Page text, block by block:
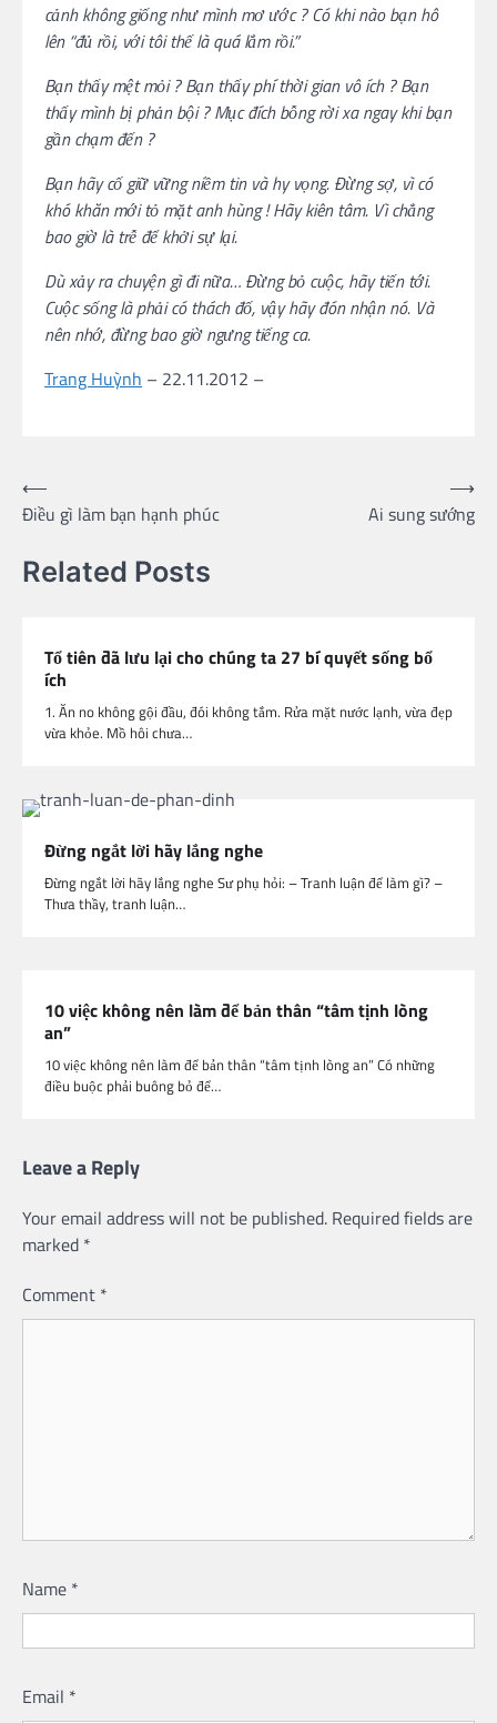
cảnh không giống như mình mơ ước ? Có khi nào bạn hô
lên “đủ rồi, với tôi thế là quá lắm rồi.”
Bạn thấy mệt mỏi ? Bạn thấy phí thời gian vô ích ? Bạn
thấy mình bị phản bội ? Mục đích bỗng rời xa ngay khi bạn
gần chạm đến ?
Bạn hãy cố giữ vững niềm tin và hy vọng. Đừng sợ, vì có
khó khăn mới tỏ mặt anh hùng ! Hãy kiên tâm. Vì chẳng
bao giờ là trễ để khởi sự lại.
Dù xảy ra chuyện gì đi nữa… Đừng bỏ cuộc, hãy tiến tới.
Cuộc sống là phải có thách đố, vậy hãy đón nhận nó. Và
nên nhớ, đừng bao giờ ngưng tiếng ca.
Trang Huỳnh – 22.11.2012 –
Post
navigation
⟵
Điều gì làm bạn hạnh phúc
Ai sung sướng
⟶
Related Posts
Tổ tiên đã lưu lại cho chúng ta 27 bí quyết sống bổ
ích
1. Ăn no không gội đầu, đói không tắm. Rửa mặt nước lạnh, vừa đẹp
vừa khỏe. Mồ hôi chưa…
Đừng ngắt lời hãy lắng nghe
Đừng ngắt lời hãy lắng nghe Sư phụ hỏi: – Tranh luận để làm gì? –
Thưa thầy, tranh luận…
10 việc không nên làm để bản thân “tâm tịnh lòng
an”
10 việc không nên làm để bản thân “tâm tịnh lòng an” Có những
điều buộc phải buông bỏ để…
Leave a Reply
Your email address will not be published. Required fields are
marked *
Comment *
Name *
Email *